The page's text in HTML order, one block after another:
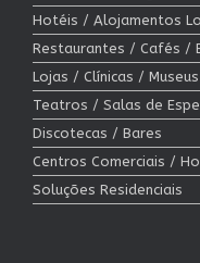
Hotéis / Alojamentos
Restaurantes / Cafés /
Lojas / Clínicas / Museus
Teatros / Salas de
Discotecas / Bares
Centros Comerciais /
Soluções Residenciais